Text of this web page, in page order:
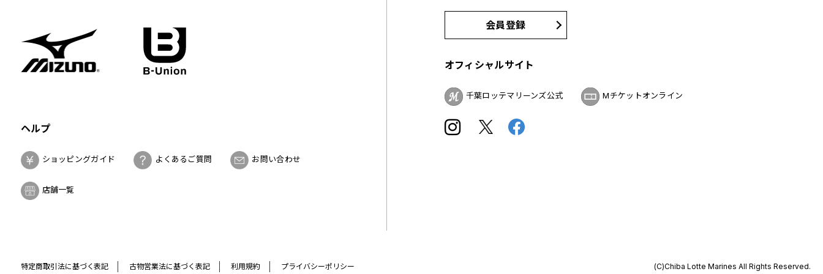
ヘルプ
ショッピングガイド よくあるご質問 お問い合わせ
店舗一覧
会員登録
オフィシャルサイト
千葉ロッテマリーンズ公式 Mチケットオンライン
特定商取引法に基づく表記 古物営業法に基づく表記 利用規約 プライバシーポリシー (C)Chiba Lotte Marines All Rights Reserved.